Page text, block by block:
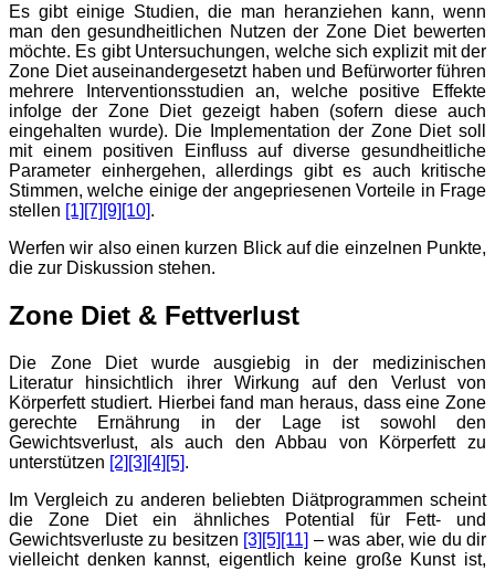
Es gibt einige Studien, die man heranziehen kann, wenn
man den gesundheitlichen Nutzen der Zone Diet bewerten
möchte. Es gibt Untersuchungen, welche sich explizit mit der
Zone Diet auseinandergesetzt haben und Befürworter führen
mehrere Interventionsstudien an, welche positive Effekte
infolge der Zone Diet gezeigt haben (sofern diese auch
eingehalten wurde). Die Implementation der Zone Diet soll
mit einem positiven Einfluss auf diverse gesundheitliche
Parameter einhergehen, allerdings gibt es auch kritische
Stimmen, welche einige der angepriesenen Vorteile in Frage
stellen [1] [7] [9] [10].
Werfen wir also einen kurzen Blick auf die einzelnen Punkte,
die zur Diskussion stehen.
Zone Diet & Fettverlust
Die Zone Diet wurde ausgiebig in der medizinischen
Literatur hinsichtlich ihrer Wirkung auf den Verlust von
Körperfett studiert. Hierbei fand man heraus, dass eine Zone
gerechte Ernährung in der Lage ist sowohl den
Gewichtsverlust, als auch den Abbau von Körperfett zu
unterstützen [2] [3] [4] [5].
Im Vergleich zu anderen beliebten Diätprogrammen scheint
die Zone Diet ein ähnliches Potential für Fett- und
Gewichtsverluste zu besitzen [3] [5] [11] – was aber, wie du dir
vielleicht denken kannst, eigentlich keine große Kunst ist,